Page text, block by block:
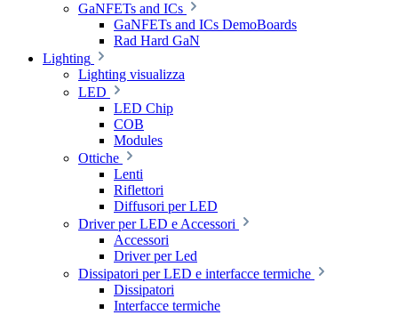
GaNFETs and ICs
GaNFETs and ICs DemoBoards
Rad Hard GaN
Lighting
Lighting visualizza
LED
LED Chip
COB
Modules
Ottiche
Lenti
Riflettori
Diffusori per LED
Driver per LED e Accessori
Accessori
Driver per Led
Dissipatori per LED e interfacce termiche
Dissipatori
Interfacce termiche